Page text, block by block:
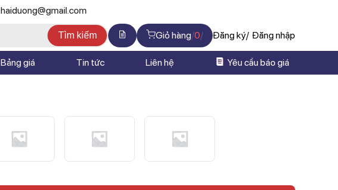
Tìm kiếm Giỏ hàng 0 Đăng ký Đăng nhập
Bảng giá Tin tức Liên hệ Yêu cầu báo giá